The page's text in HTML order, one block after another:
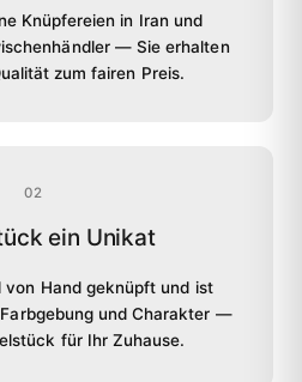
Knüpfereien in Iran und
— Sie erhalten
zum fairen Preis.
02
ein Unikat
von Hand geknüpft und ist
und Charakter —
für Ihr Zuhause.